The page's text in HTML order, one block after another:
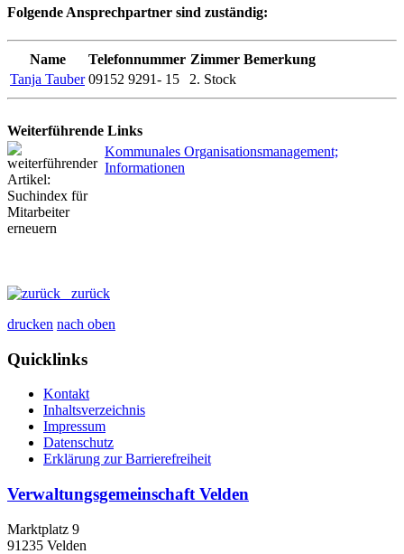
Folgende Ansprechpartner sind zuständig:
Name Telefonnummer Zimmer Bemerkung
Tanja Tauber 09152 9291- 15 2. Stock
Weiterführende Links
Kommunales Organisationsmanagement;
Informationen
zurück
drucken nach oben
Quicklinks
Kontakt
Inhaltsverzeichnis
Impressum
Datenschutz
Erklärung zur Barrierefreiheit
Verwaltungsgemeinschaft Velden
Marktplatz 9
91235 Velden